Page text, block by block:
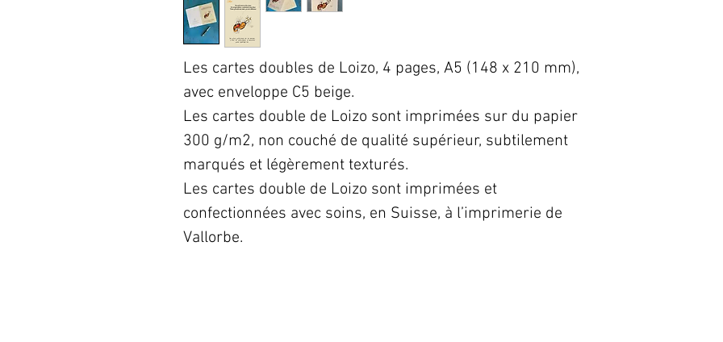
Les cartes doubles de Loizo, 4 pages, A5 (148 x 210 mm),
avec enveloppe C5 beige.
Les cartes double de Loizo sont imprimées sur du papier
300 g/m2, non couché de qualité supérieur, subtilement
marqués et légèrement texturés.
Les cartes double de Loizo sont imprimées et
confectionnées avec soins, en Suisse, à l’imprimerie de
Vallorbe.